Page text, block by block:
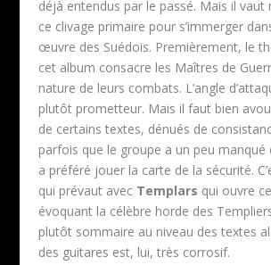
déjà entendus par le passé. Mais il vaut
ce clivage primaire pour s’immerger
œuvre des Suédois. Premièrement, le
cet album consacre les Maîtres de
nature de leurs combats. L’angle
plutôt prometteur. Mais il faut bien
de certains textes, dénués de
parfois que le groupe a un peu manqué
a préféré jouer la carte de la sécurité.
qui prévaut avec Templars qui ouvre
évoquant la célèbre horde des
plutôt sommaire au niveau des textes
des guitares est, lui, très corrosif.